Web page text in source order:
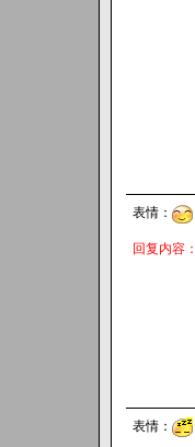
表情：
回复内容：
表情：